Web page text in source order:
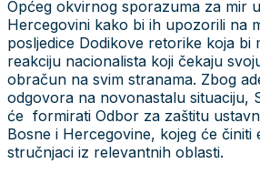
Općeg okvirnog sporazuma za mir
Hercegovini kako bi ih upozorili na
posljedice Dodikove retorike koja bi
reakciju nacionalista koji čekaju
obračun na svim stranama. Zbog
odgovora na novonastalu situaciju,
će formirati Odbor za zaštitu
Bosne i Hercegovine, kojeg će činiti
stručnjaci iz relevantnih oblasti.